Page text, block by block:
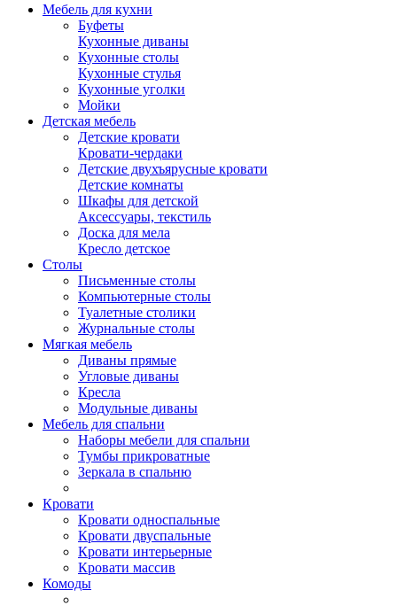
Мебель для кухни
Буфеты
Кухонные диваны
Кухонные столы
Кухонные стулья
Кухонные уголки
Мойки
Детская мебель
Детские кровати
Кровати-чердаки
Детские двухъярусные кровати
Детские комнаты
Шкафы для детской
Аксессуары, текстиль
Доска для мела
Кресло детское
Столы
Письменные столы
Компьютерные столы
Туалетные столики
Журнальные столы
Мягкая мебель
Диваны прямые
Угловые диваны
Кресла
Модульные диваны
Мебель для спальни
Наборы мебели для спальни
Тумбы прикроватные
Зеркала в спальню
Кровати
Кровати односпальные
Кровати двуспальные
Кровати интерьерные
Кровати массив
Комоды